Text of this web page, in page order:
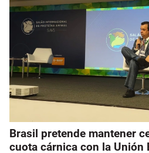
Brasil pretende mantener
cuota cárnica con la Unión